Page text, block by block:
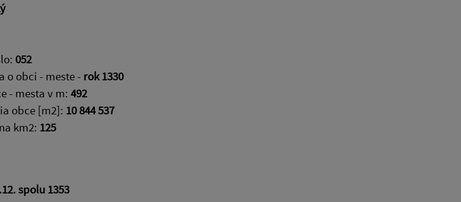
052
o obci - meste - rok 1330
- mesta v m: 492
obce [m2]: 10 844 537
km2: 125
spolu 1353